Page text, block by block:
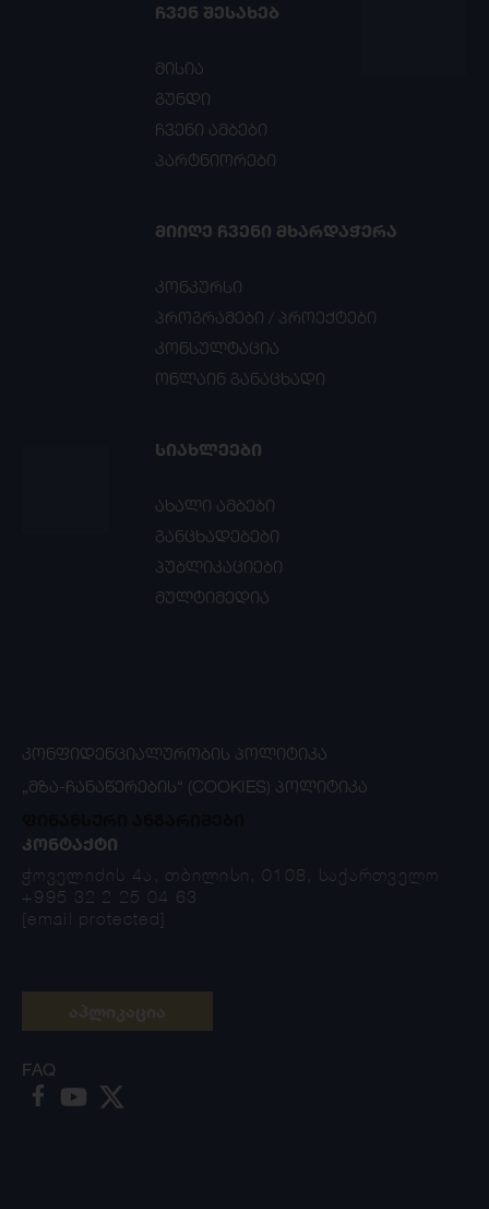
ᲩᲕᲔᲜ ᲨᲔᲡᲐᲮᲔᲑ
მისია
გუნდი
ჩვენი ამბები
პარტნიორები
ᲛᲘᲘᲦᲔ ᲩᲕᲔᲜᲘ ᲛᲮᲐᲠᲓᲐᲭᲔᲠᲐ
კონკურსი
პროგრამები / პროექტები
კონსულტაცია
ონლაინ განაცხადი
ᲡᲘᲐᲮᲚᲔᲔᲑᲘ
ახალი ამბები
განცხადებები
პუბლიკაციები
მულტიმედია
ᲙᲝᲜᲤᲘᲓᲔᲜᲪᲘᲐᲚᲣᲠᲝᲑᲘᲡ ᲞᲝᲚᲘᲢᲘᲙᲐ
„ᲛᲖᲐ-ᲩᲐᲜᲐᲬᲔᲠᲔᲑᲘᲡ“ (COOKIES) ᲞᲝᲚᲘᲢᲘᲙᲐ
ᲙᲝᲜᲢᲐᲥᲢᲘ
ჭოველიძის 4ა, თბილისი, 0108, საქართველო
+995 32 2 25 04 63
[email protected]
FAQ